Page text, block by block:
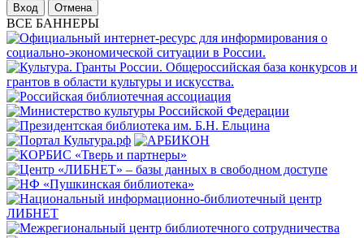
Отмена
ВСЕ БАННЕРЫ